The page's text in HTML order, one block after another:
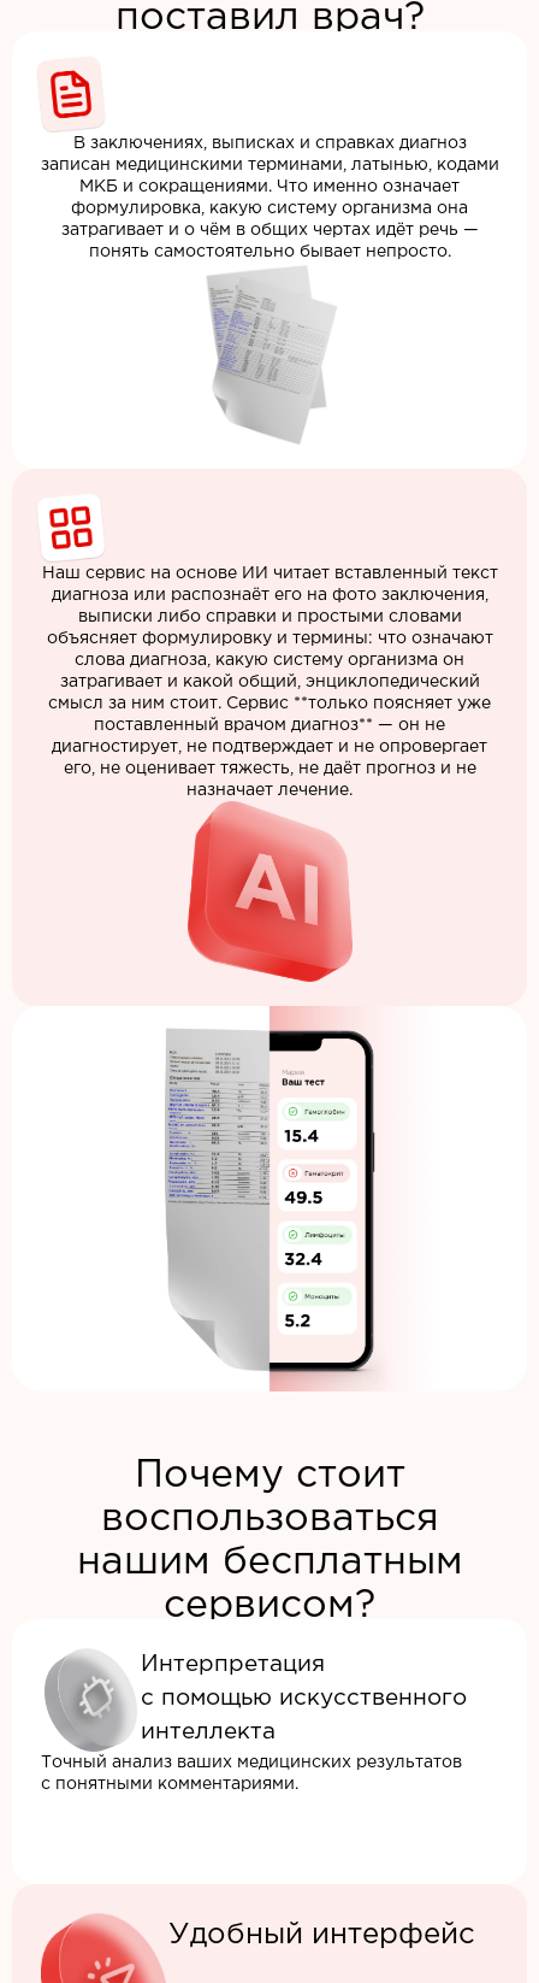
поставил врач?
В заключениях, выписках и справках диагноз
записан медицинскими терминами, латынью, кодами
МКБ и сокращениями. Что именно означает
формулировка, какую систему организма она
затрагивает и о чём в общих чертах идёт речь —
понять самостоятельно бывает непросто.
Наш сервис на основе ИИ читает вставленный текст
диагноза или распознаёт его на фото заключения,
выписки либо справки и простыми словами
объясняет формулировку и термины: что означают
слова диагноза, какую систему организма он
затрагивает и какой общий, энциклопедический
смысл за ним стоит. Сервис **только поясняет уже
поставленный врачом диагноз** — он не
диагностирует, не подтверждает и не опровергает
его, не оценивает тяжесть, не даёт прогноз и не
назначает лечение.
Почему стоит
воспользоваться
нашим бесплатным
сервисом?
Интерпретация
с помощью искусственного
интеллекта
Точный анализ ваших медицинских результатов
с понятными комментариями.
Удобный интерфейс